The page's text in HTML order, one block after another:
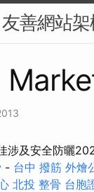
友善網站
涉及安全防曬
- 台中 撥筋 外燴
北投 整骨 台胞